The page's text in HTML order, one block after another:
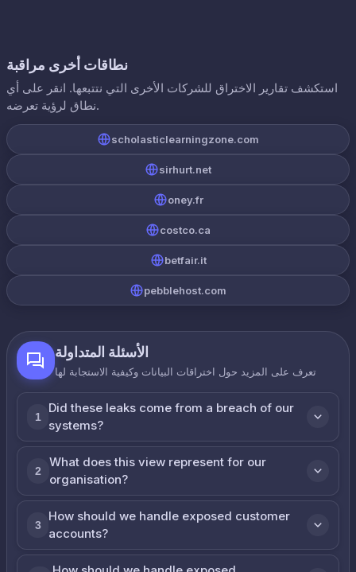
نطاقات أخرى مراقبة
استكشف تقارير الاختراق للشركات الأخرى التي نتتبعها. انقر على أي
نطاق لرؤية تعرضه.
scholasticlearningzone.com
sirhurt.net
oney.fr
costco.ca
betfair.it
pebblehost.com
الأسئلة المتداولة
تعرف على المزيد حول اختراقات البيانات وكيفية الاستجابة لها
1
Did these leaks come from a breach of our
systems?
2
What does this view represent for our
organisation?
3
How should we handle exposed customer
accounts?